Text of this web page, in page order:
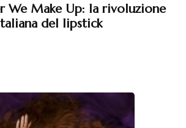
We Make Up: la rivoluzione
del lipstick